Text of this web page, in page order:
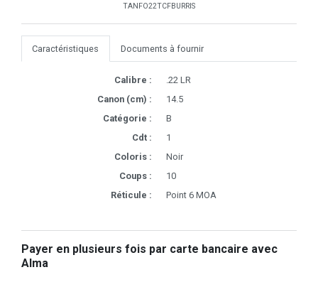
TANFO22TCFBURRIS
Caractéristiques Documents à fournir
Calibre :
.22 LR
Canon (cm) :
14.5
Catégorie :
B
Cdt :
1
Coloris :
Noir
Coups :
10
Réticule :
Point 6 MOA
Payer en plusieurs fois par carte bancaire avec
Alma